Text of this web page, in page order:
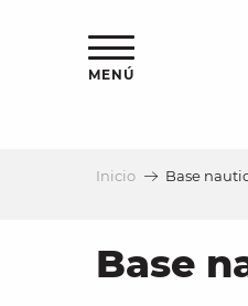
MENÚ
Inicio Base
Base